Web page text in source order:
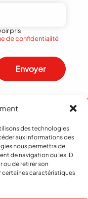
des technologies
aux informations des
nous permettra de
de navigation ou les ID
ou de retirer son
caractéristiques
pris
de confidentialité
Envoyer